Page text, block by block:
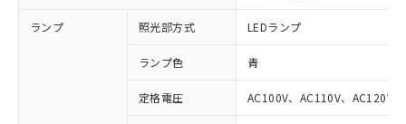
ランプ 照光部方式 LEDランプ
ランプ色 青
定格電圧 AC100V、AC110V、AC120V